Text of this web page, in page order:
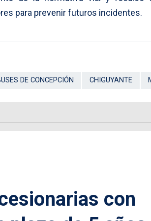
para prevenir futuros incidentes.
DE CONCEPCIÓN CHIGUYANTE
con